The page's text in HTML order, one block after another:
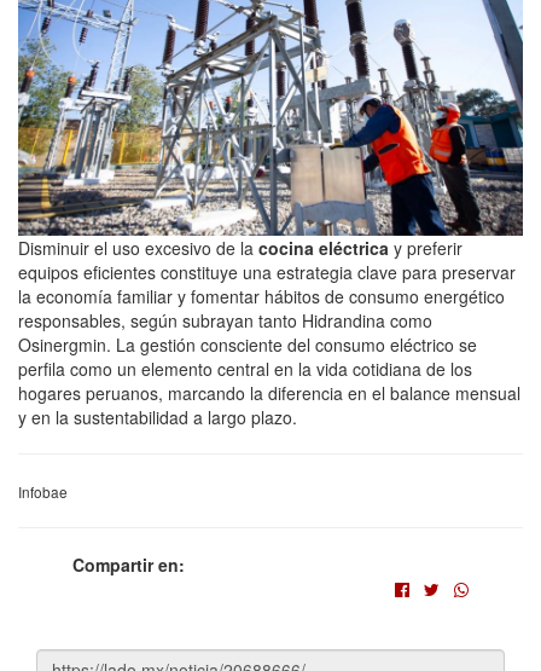
Disminuir el uso excesivo de la cocina eléctrica y preferir
equipos eficientes constituye una estrategia clave para preservar
la economía familiar y fomentar hábitos de consumo energético
responsables, según subrayan tanto Hidrandina como
Osinergmin. La gestión consciente del consumo eléctrico se
perfila como un elemento central en la vida cotidiana de los
hogares peruanos, marcando la diferencia en el balance mensual
y en la sustentabilidad a largo plazo.
Infobae
Compartir en: